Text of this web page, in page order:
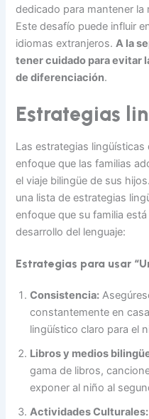
dedicado para mantener
Este desafío puede influir
idiomas extranjeros.A la
tener cuidado para evitar
de diferenciación.
Estrategias
Las estrategias
enfoque que las familias
el viaje bilingüe de sus
una lista de estrategias
enfoque que su familia
desarrollo del lenguaje:
Estrategias para usar
Consistencia:
constantemente en
lingüístico claro para el
Libros y medios
gama de libros,
exponer al niño al
Actividades Culturales: